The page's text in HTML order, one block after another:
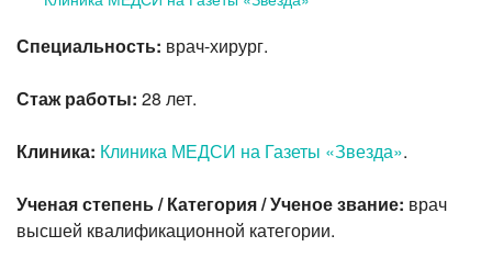
Специальность: врач-хирург.
Стаж работы: 28 лет.
Клиника: Клиника МЕДСИ на Газеты «Звезда».
Ученая степень / Категория / Ученое звание: врач
высшей квалификационной категории.